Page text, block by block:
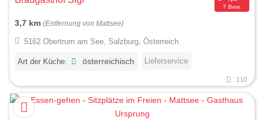
7 Bew.
3,7 km (Entfernung von Mattsee)
5162 Obertrum am See, Salzburg, Österreich
Art der Küche: österreichisch Lieferservice
110